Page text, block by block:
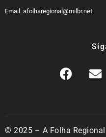
Email: afolharegional@milbr.net
© 2025 – A Folha